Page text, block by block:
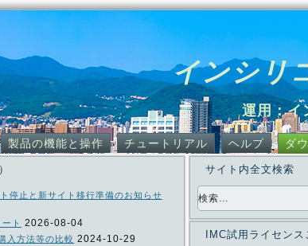
インシリ
運用：イ
製品の機能と操作 チュートリアル ヘルプ ダ
停止と新サイト移行準備のお知らせ
ト 2026-08-04
入方法等の比較 2024-10-29
サイト内全文検索
IMC試用ライセン